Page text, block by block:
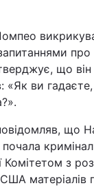
про
що
«Як ви
що
почала
Комітетом з
матеріалів